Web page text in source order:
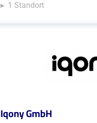
1 Standort
Iqony GmbH